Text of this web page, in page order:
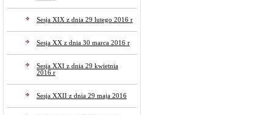
Sesja XIX z dnia 29 lutego 2016 r
Sesja XX z dnia 30 marca 2016 r
Sesja XXI z dnia 29 kwietnia
2016 r
Sesja XXII z dnia 29 maja 2016